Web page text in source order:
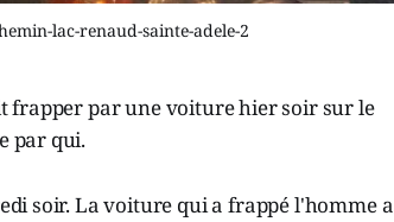
lac-renaud-sainte-adele-2
frapper par une voiture hier soir sur le
par qui.
soir. La voiture qui a frappé l'homme a